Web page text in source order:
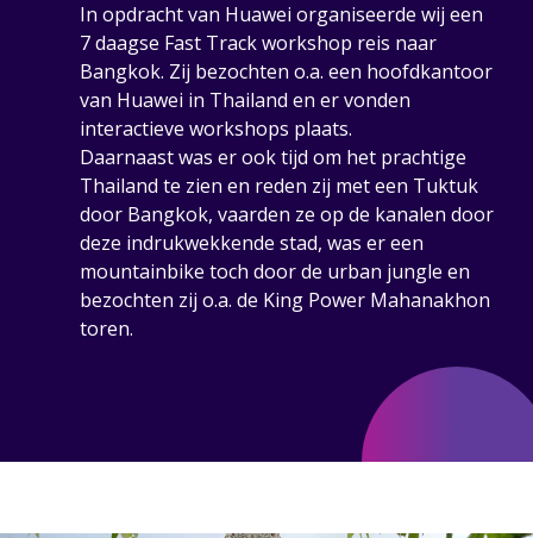
In opdracht van Huawei organiseerde wij een
7 daagse Fast Track workshop reis naar
Bangkok. Zij bezochten o.a. een hoofdkantoor
van Huawei in Thailand en er vonden
interactieve workshops plaats.
Daarnaast was er ook tijd om het prachtige
Thailand te zien en reden zij met een Tuktuk
door Bangkok, vaarden ze op de kanalen door
deze indrukwekkende stad, was er een
mountainbike toch door de urban jungle en
bezochten zij o.a. de King Power Mahanakhon
toren.